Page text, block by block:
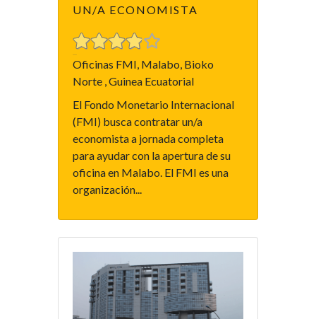
UN/A ECONOMISTA
Oficinas FMI, Malabo, Bioko
Norte , Guinea Ecuatorial
El Fondo Monetario Internacional
(FMI) busca contratar un/a
economista a jornada completa
para ayudar con la apertura de su
oficina en Malabo. El FMI es una
organización...